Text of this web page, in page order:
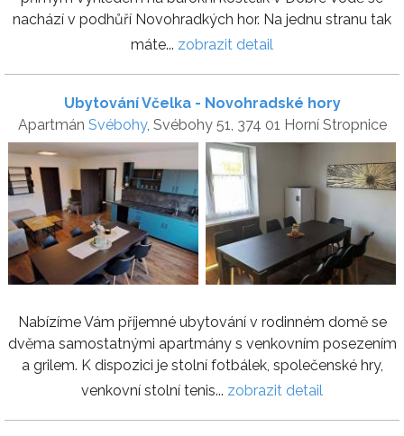
nachází v podhůří Novohradkých hor. Na jednu stranu tak
máte... zobrazit detail
Ubytování Včelka - Novohradské hory
Apartmán Svébohy, Svébohy 51, 374 01 Horní Stropnice
Nabízíme Vám příjemné ubytování v rodinném domě se
dvěma samostatnými apartmány s venkovním posezením
a grilem. K dispozici je stolní fotbálek, společenské hry,
venkovní stolní tenis... zobrazit detail